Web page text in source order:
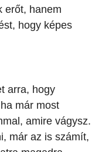
erőt, hanem
hogy képes
arra, hogy
már most
amire vágysz.
már az is számít,